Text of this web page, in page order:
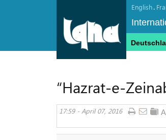
English.
“Hazrat-e-
17:59 - April 07, 2016